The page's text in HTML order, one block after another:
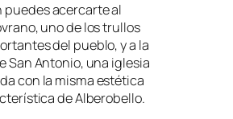
puedes acercarte al
uno de los trullos
del pueblo, y a la
San Antonio, una iglesia
con la misma estética
de Alberobello.